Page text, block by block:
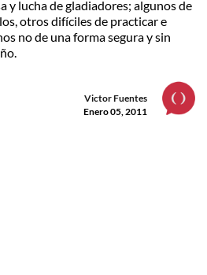
y lucha de gladiadores; algunos de
otros difíciles de practicar e
no de una forma segura y sin
Victor Fuentes
Enero 05, 2011